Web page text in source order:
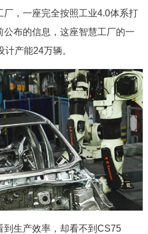
，一座完全按照工业4.0体系打
布的信息，这座智慧工厂的一
产能24万辆。
到生产效率，却看不到CS75